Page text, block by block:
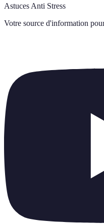
Astuces Anti Stress
Votre source d'information